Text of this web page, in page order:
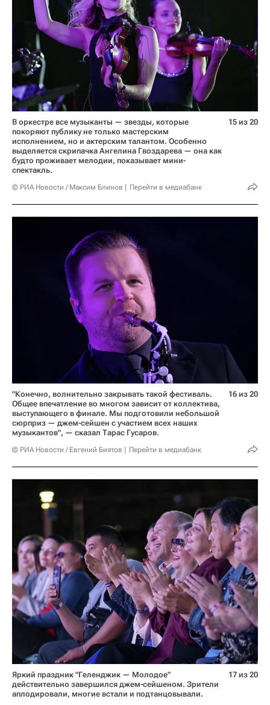
В оркестре все музыканты — звезды, которые
покоряют публику не только мастерским
исполнением, но и актерским талантом. Особенно
выделяется скрипачка Ангелина Гвоздарева — она как
будто проживает мелодии, показывает мини-
спектакль.
© РИА Новости / Максим Блинов Перейти в медиабанк
15 из 20
"Конечно, волнительно закрывать такой фестиваль.
Общее впечатление во многом зависит от коллектива,
выступающего в финале. Мы подготовили небольшой
сюрприз — джем-сейшен с участием всех наших
музыкантов", — сказал Тарас Гусаров.
© РИА Новости / Евгений Биятов Перейти в медиабанк
16 из 20
Яркий праздник "Геленджик — Молодое"
действительно завершился джем-сейшеном. Зрители
аплодировали, многие встали и подтанцовывали.
17 из 20